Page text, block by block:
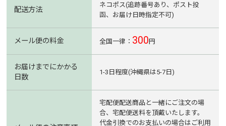
配送方法
ネコポス(追跡番号あり、ポスト投
函、お届け日時指定不可)
メール便の料金 全国一律： 300円
お届けまでにかかる
日数
1-3日程度(沖縄県は5-7日)
宅配便配送商品と一緒にご注文の場
合、宅配便送料を頂戴いたします。
代金引換でのお支払いの場合はご利用